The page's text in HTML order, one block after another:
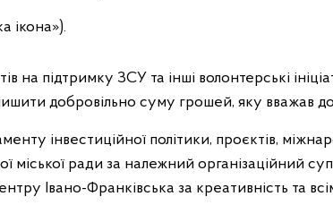
ікона»).
на підтримку ЗСУ та інші волонтерські
добровільно суму грошей, яку вважав
інвестиційної політики, проєктів,
міської ради за належний організаційний
Івано-Франківська за креативність та